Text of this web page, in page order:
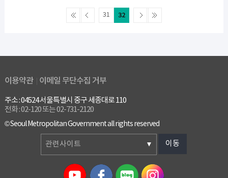
31 32
이용약관 이메일 무단수집 거부
주소 : 04524 서울특별시 중구 세종대로 110
전화 : 02-120 또는 02-731-2120
© Seoul Metropolitan Government all rights reserved
관련사이트 이동